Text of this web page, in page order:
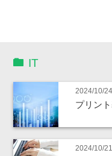
IT
2024/10/24
プリン
2024/10/21